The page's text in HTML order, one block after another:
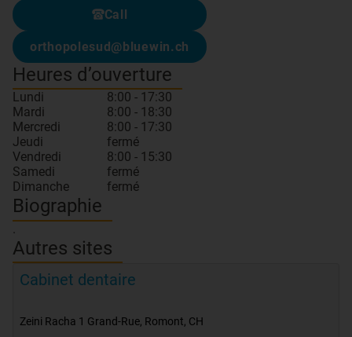
Call
orthopolesud@bluewin.ch
Heures d’ouverture
Lundi
8:00 - 17:30
Mardi
8:00 - 18:30
Mercredi
8:00 - 17:30
Jeudi
fermé
Vendredi
8:00 - 15:30
Samedi
fermé
Dimanche
fermé
Biographie
Autres sites
Cabinet dentaire
Zeini Racha 1 Grand-Rue, Romont, CH